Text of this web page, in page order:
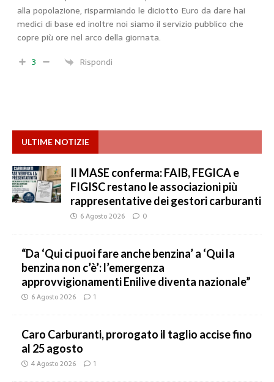
alla popolazione, risparmiando le diciotto Euro da dare hai
medici di base ed inoltre noi siamo il servizio pubblico che
copre più ore nel arco della giornata.
3
Rispondi
ULTIME NOTIZIE
Il MASE conferma: FAIB, FEGICA e
FIGISC restano le associazioni più
rappresentative dei gestori carburanti
6 Agosto 2026 0
“Da ‘Qui ci puoi fare anche benzina’ a ‘Qui la
benzina non c’è’: l’emergenza
approvvigionamenti Enilive diventa nazionale”
6 Agosto 2026 1
Caro Carburanti, prorogato il taglio accise fino
al 25 agosto
4 Agosto 2026 1